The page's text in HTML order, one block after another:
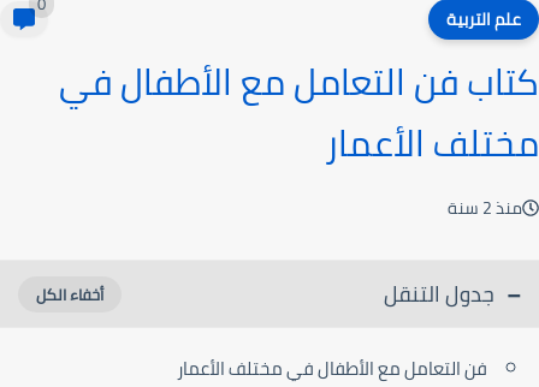
علم التربية
كتاب فن التعامل مع الأطفال في
مختلف الأعمار
منذ 2 سنة
جدول التنقل
فن التعامل مع الأطفال في مختلف الأعمار